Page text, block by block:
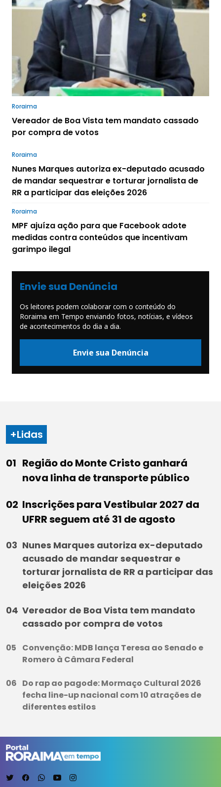
Roraima
Vereador de Boa Vista tem mandato cassado
por compra de votos
Roraima
Nunes Marques autoriza ex-deputado acusado
de mandar sequestrar e torturar jornalista de
RR a participar das eleições 2026
Roraima
MPF ajuíza ação para que Facebook adote
medidas contra conteúdos que incentivam
garimpo ilegal
Envie sua Denúncia
Os leitores podem colaborar com o conteúdo do
Roraima em Tempo enviando fotos, notícias, e vídeos
de acontecimentos do dia a dia.
Envie sua Denúncia
+Lidas
Região do Monte Cristo ganhará
nova linha de transporte público
Inscrições para Vestibular 2027 da
UFRR seguem até 31 de agosto
Nunes Marques autoriza ex-deputado
acusado de mandar sequestrar e
torturar jornalista de RR a participar das
eleições 2026
Vereador de Boa Vista tem mandato
cassado por compra de votos
Convenção: MDB lança Teresa ao Senado e
Romero à Câmara Federal
Do rap ao pagode: Mormaço Cultural 2026
fecha line-up nacional com 10 atrações de
diferentes estilos